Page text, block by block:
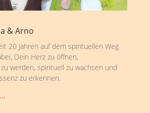
& Arno
20 Jahren auf dem spirituellen Weg
Dein Herz zu öffnen,
werden, spirituell zu wachsen und
zu erkennen.